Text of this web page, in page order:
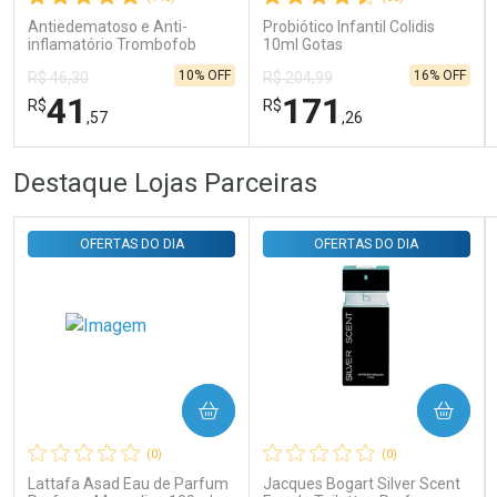
Antiedematoso e Anti-
inflamatório Trombofob
R$ 46,30
R$41 ,57
10% OFF
FECHAR
Laboratório
Comprar sem Desconto
FECHAR
Por Menos
Comprar sem Desconto
Probiótico Infantil Colidis
10ml Gotas
R$ 204,99
R$171 ,26
16% OFF
Comprar sem Desconto
Por Menos
Comprar sem Desconto
Destaque Lojas Parceiras
(0)
Lattafa Asad Eau de Parfum
OFERTAS DO DIA
COMPRAR
(0)
Jacques Bogart Silver Scent
OFERTAS DO DIA
COMPRAR